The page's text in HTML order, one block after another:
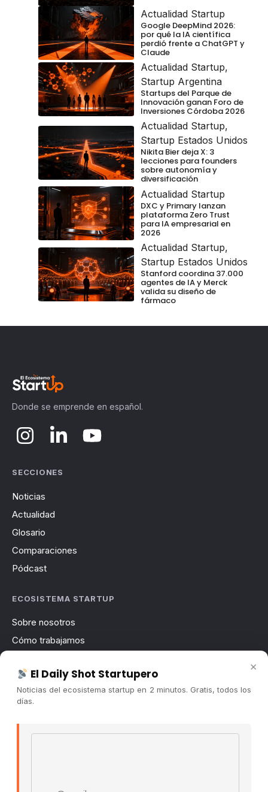
Actualidad Startup
Google DeepMind 2026:
por qué la IA científica
perdió frente a ChatGPT y
Claude
Actualidad Startup,
Startup Argentina
Startups del Parque de
Innovación ganan Foro de
Inversiones Córdoba 2026
Actualidad Startup,
Startup Estados Unidos
Nikita Bier deja X: 3
lecciones para founders
sobre autonomía y
diversificación
Actualidad Startup
DXC y Primary lanzan
plataforma Zero Trust
para IA empresarial en
2026
Actualidad Startup,
Startup Estados Unidos
Stanford coordina 37.000
agentes de IA y Merck
valida su diseño de
fármaco
Donde se emprende en español.
SECCIONES
Noticias
Actualidad
Glosario
Comparaciones
Pódcast
ECOSISTEMA STARTUP
Sobre nosotros
Cómo trabajamos
Contacto
Publicidad
×
El Daily Shot Startupero
Noticias del ecosistema startup en 2 minutos. Gratis, todos los
días.